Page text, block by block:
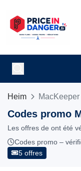
Heim MacKeeper
Codes promo
Les offres de ont été
Codes promo –
5 offres